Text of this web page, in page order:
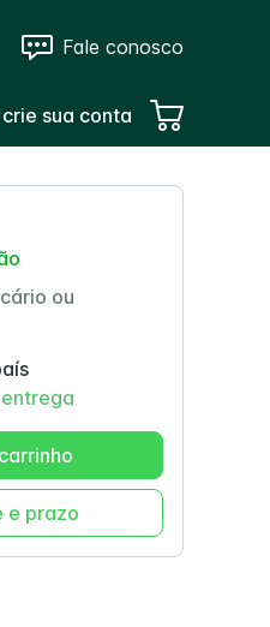
Fale conosco
sua conta
ou
e prazo